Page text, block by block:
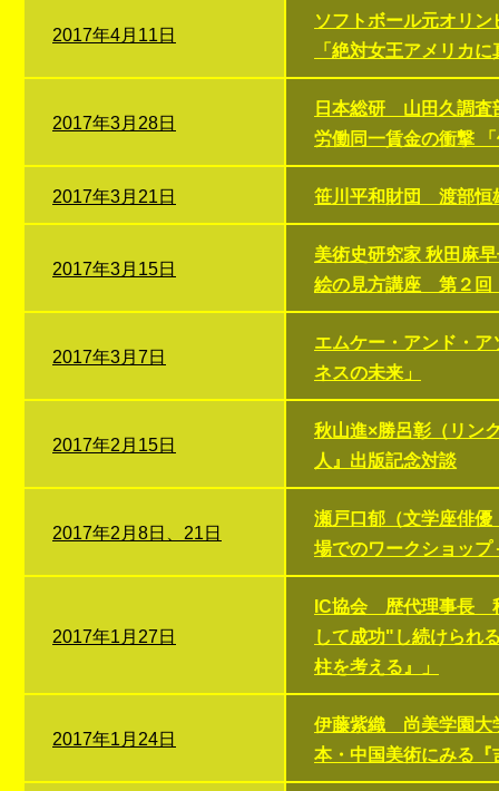
2017年4月11日
ソフトボール元オリ
「絶対女王アメリカ
2017年3月28日
日本総研 山田久調査
労働同一賃金の衝撃
2017年3月21日 笹川平和財団 渡部恒
2017年3月15日
美術史研究家 秋田麻
絵の見方講座 第２回
2017年3月7日
エムケー・アンド・
ネスの未来」
2017年2月15日
秋山進×勝呂彰（リン
人』出版記念対談
2017年2月8日、21日
瀬戸口郁（文学座俳
場でのワークショッ
2017年1月27日
IC協会 歴代理事長
して成功"し続けられ
柱を考える』」
2017年1月24日
伊藤紫織 尚美学園大
本・中国美術にみる『